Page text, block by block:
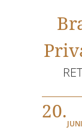
20.
JUNI